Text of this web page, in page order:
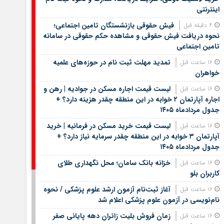
اینترنتی
فیش حقوقی بازنشستگان تامین اجتماعی؛
نحوه دریافت فیش حقوقی و مشاهده حکم حقوقی در سامانه
تامین اجتماعی
تمدید مهلت ثبت نام در حوزه‌های علمیه
خواهران
لیست قیمت اجاره مسکن در جوادیه | رهن و
اجاره آپارتمان ۲ خوابه در این منطقه چقدر هزینه دارد؟ +
جدول مردادماه ۱۴۰۵
لیست قیمت خرید مسکن در فرمانیه | خرید
آپارتمان ۳ خوابه در این منطقه چقدر سرمایه نیاز دارد؟ +
جدول مردادماه ۱۴۰۵
خزانه بانک سامان؛ محل نگهداری طلای
کاربران بلو
آغاز ثبت‌نام آزمون ارشد علوم پزشکی / نحوه
نام‌نویسی در آزمون علوم پزشکی اعلام شد
زمان فروش بلیت زائران دهه پایانی صفر